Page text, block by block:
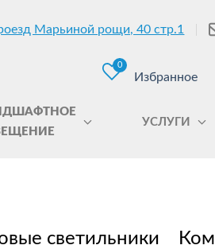
Марьиной рощи, 40 стр.1
0
Избранное
УСЛУГИ
светильники